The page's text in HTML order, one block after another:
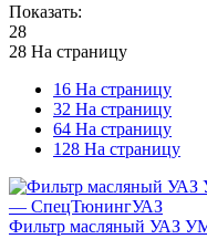
Показать:
28
28 На страницу
16 На страницу
32 На страницу
64 На страницу
128 На страницу
Фильтр масляный УАЗ